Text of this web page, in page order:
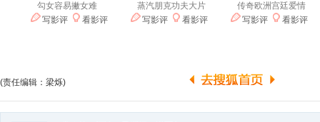
(责任编辑：梁烁)